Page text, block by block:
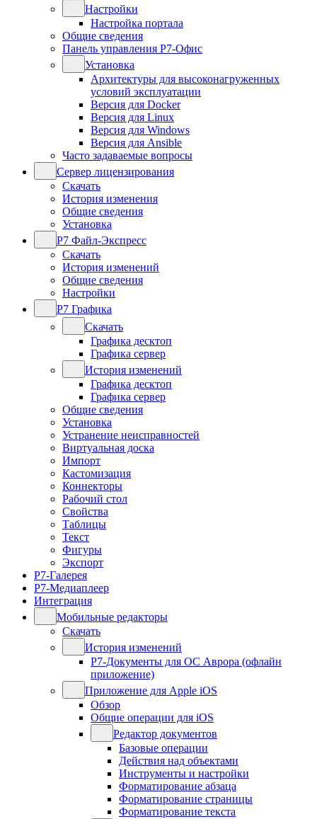
Настройки
Настройка портала
Общие сведения
Панель управления Р7-Офис
Установка
Архитектуры для высоконагруженных
условий эксплуатации
Версия для Docker
Версия для Linux
Версия для Windows
Версия для Ansible
Часто задаваемые вопросы
Сервер лицензирования
Скачать
История изменения
Общие сведения
Установка
Р7 Файл-Экспресс
Скачать
История изменений
Общие сведения
Настройки
Р7 Графика
Скачать
Графика десктоп
Графика сервер
История изменений
Графика десктоп
Графика сервер
Общие сведения
Установка
Устранение неисправностей
Виртуальная доска
Импорт
Кастомизация
Коннекторы
Рабочий стол
Свойства
Таблицы
Текст
Фигуры
Экспорт
Р7-Галерея
Р7-Медиаплеер
Интеграция
Мобильные редакторы
Скачать
История изменений
Р7-Документы для ОС Аврора (офлайн
приложение)
Приложение для Apple iOS
Обзор
Общие операции для iOS
Редактор документов
Базовые операции
Действия над объектами
Инструменты и настройки
Форматирование абзаца
Форматирование страницы
Форматирование текста